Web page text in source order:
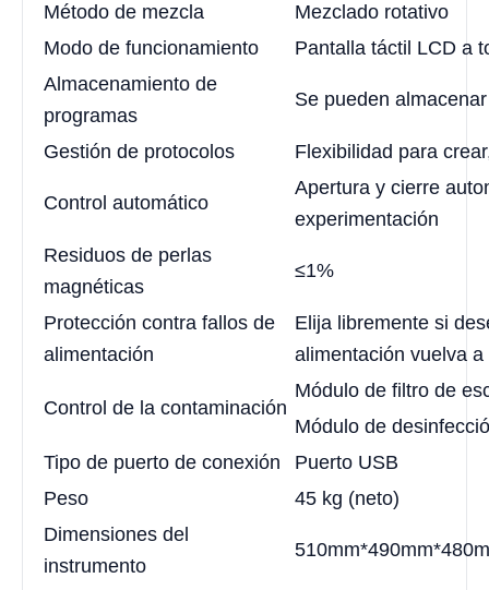
Método de mezcla
Mezclado rotativo
Modo de funcionamiento
Pantalla táctil LCD a
Almacenamiento de
programas
Se pueden
Gestión de protocolos Flexibilidad para
Control automático
Apertura y cierre
experimentación
Residuos de perlas
magnéticas
≤1%
Protección contra fallos de
alimentación
Elija libremente si
alimentación vuelva
Control de la contaminación
Módulo de filtro de
Módulo de
Tipo de puerto de conexión
Puerto USB
Peso
45 kg (neto)
Dimensiones del
instrumento